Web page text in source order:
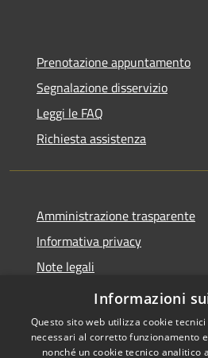
Prenotazione appuntamento
Segnalazione disservizio
Leggi le FAQ
Richiesta assistenza
Amministrazione trasparente
Informativa privacy
Note legali
Dichiarazione di accessibilità
Informazioni
Questo sito web utilizza cookie
necessari al corretto funzionamento
nonché un cookie tecnico analitico